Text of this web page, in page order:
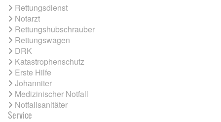
Rettungsdienst
Notarzt
Rettungshubschrauber
Rettungswagen
DRK
Katastrophenschutz
Erste Hilfe
Johanniter
Medizinischer Notfall
Notfallsanitäter
Service